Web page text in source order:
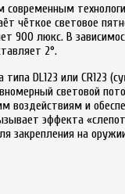
современным
чёткое световое
900 люкс. В
2°.
DL123 или CR123
световой
воздействиям и
эффекта
закрепления на